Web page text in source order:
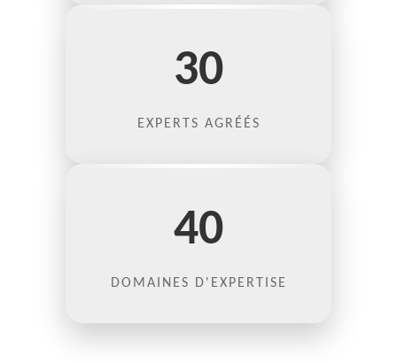
30
EXPERTS AGRÉÉS
40
DOMAINES D'EXPERTISE